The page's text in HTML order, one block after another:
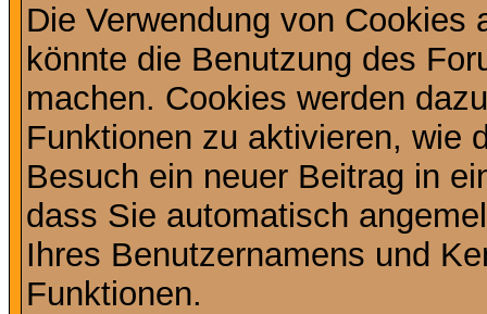
Die Verwendung von
könnte die Benutzung des
machen. Cookies werden
Funktionen zu aktivieren, wie
Besuch ein neuer Beitrag in
dass Sie automatisch
Ihres Benutzernamens und
Funktionen.